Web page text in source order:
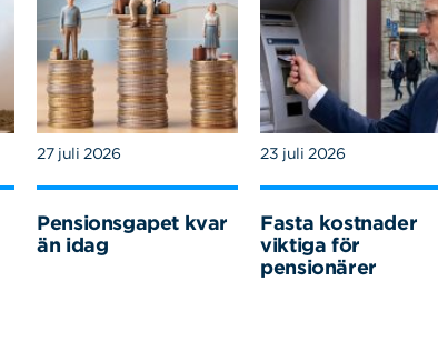
27 juli 2026
Pensionsgapet kvar
än idag
23 juli 2026
Fasta kostnader
viktiga för
pensionärer